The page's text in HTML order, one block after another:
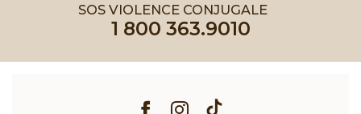
SOS VIOLENCE CONJUGALE
1 800 363.9010